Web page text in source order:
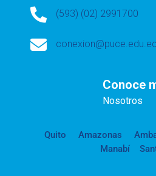
 (593) (02) 2991700
 conexion@puce.edu.ec
Conoce
Nosotros
Quito Amazonas
Manabí